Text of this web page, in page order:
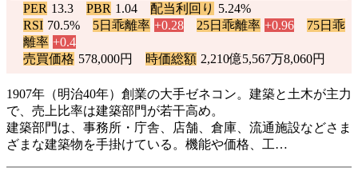
PER 13.3 PBR 1.04 配当利回り 5.24%
RSI 70.5% 5日乖離率 +0.28 25日乖離率 +0.96
75日乖
離率 +0.4
売買価格 578,000円 時価総額 2,210億5,567万8,060円
1907年（明治40年）創業の大手ゼネコン。建築と土木が主力
で、売上比率は建築部門が若干高め。
建築部門は、事務所・庁舎、店舗、倉庫、流通施設などさま
ざまな建築物を手掛けている。機能や価格、工…